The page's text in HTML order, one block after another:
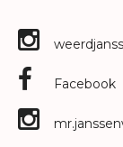
Facebook